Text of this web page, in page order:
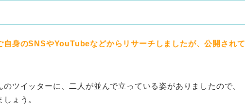
自身のSNSやYouTubeなどからリサーチしましたが、公開されて
ツイッターに、二人が並んで立っている姿がありましたので、
ょう。